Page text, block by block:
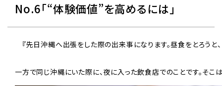
No.6「“体験価値”を高めるには」
『先日沖縄へ出張をした際の出来事になります。昼食をとろうと
一方で同じ沖縄にいた際に、夜に入った飲食店でのことです。そ